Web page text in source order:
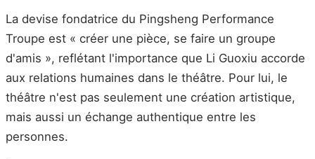
La devise fondatrice du Pingsheng Performance
Troupe est « créer une pièce, se faire un groupe
d'amis », reflétant l'importance que Li Guoxiu accorde
aux relations humaines dans le théâtre. Pour lui, le
théâtre n'est pas seulement une création artistique,
mais aussi un échange authentique entre les
personnes.